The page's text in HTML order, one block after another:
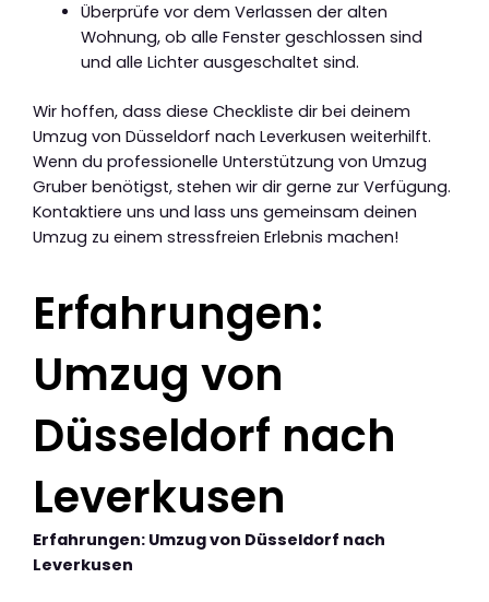
Überprüfe vor dem Verlassen der alten
Wohnung, ob alle Fenster geschlossen sind
und alle Lichter ausgeschaltet sind.
Wir hoffen, dass diese Checkliste dir bei deinem
Umzug von Düsseldorf nach Leverkusen weiterhilft.
Wenn du professionelle Unterstützung von Umzug
Gruber benötigst, stehen wir dir gerne zur Verfügung.
Kontaktiere uns und lass uns gemeinsam deinen
Umzug zu einem stressfreien Erlebnis machen!
Erfahrungen:
Umzug von
Düsseldorf nach
Leverkusen
Erfahrungen: Umzug von Düsseldorf nach
Leverkusen